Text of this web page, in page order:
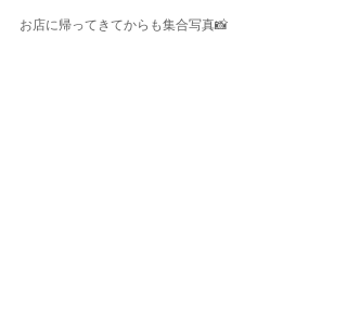
お店に帰ってきてからも集合写真📸